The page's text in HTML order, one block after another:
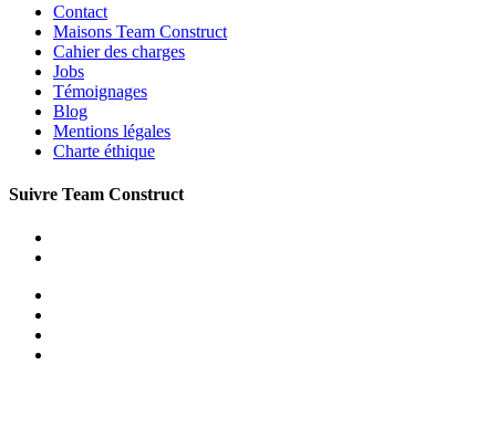
Contact
Maisons Team Construct
Cahier des charges
Jobs
Témoignages
Blog
Mentions légales
Charte éthique
Suivre Team Construct